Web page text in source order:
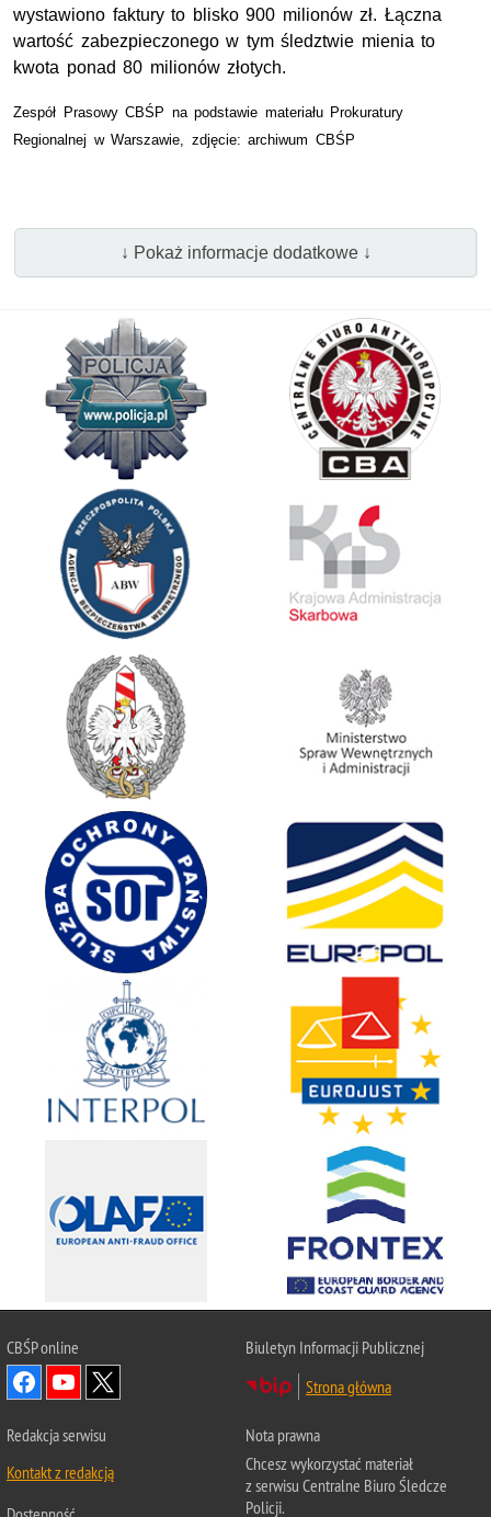
wystawiono faktury to blisko 900 milionów zł. Łączna
wartość zabezpieczonego w tym śledztwie mienia to
kwota ponad 80 milionów złotych.
Zespół Prasowy CBŚP na podstawie materiału Prokuratury
Regionalnej w Warszawie, zdjęcie: archiwum CBŚP
↓ Pokaż informacje dodatkowe ↓
CBŚPonline
Biuletyn Informacji Publicznej
Strona główna
Redakcja serwisu
Kontakt z redakcją
Nota prawna
Chcesz wykorzystać materiał
z serwisu Centralne Biuro Śledcze
Policji.